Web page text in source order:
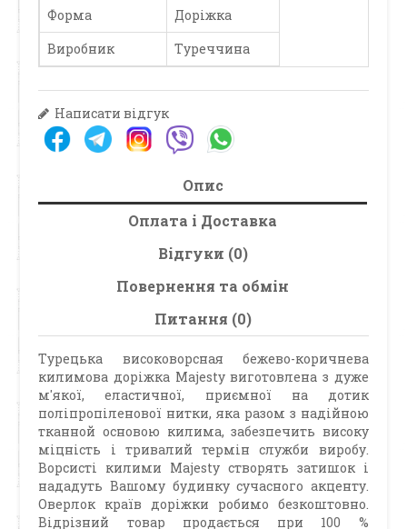
Форма
Доріжка
Виробник
Туреччина
Написати відгук
Опис
Оплата і Доставка
Відгуки (0)
Повернення та обмін
Питання (0)
Турецька високоворсная бежево-коричнева
килимова доріжка Majesty виготовлена з дуже
м'якої, еластичної, приємної на дотик
поліпропіленової нитки, яка разом з надійною
тканной основою килима, забезпечить високу
міцність і тривалий термін служби виробу.
Ворсисті килими Majesty створять затишок і
нададуть Вашому будинку сучасного акценту.
Оверлок країв доріжки робимо безкоштовно.
Відрізний товар продається при 100 %